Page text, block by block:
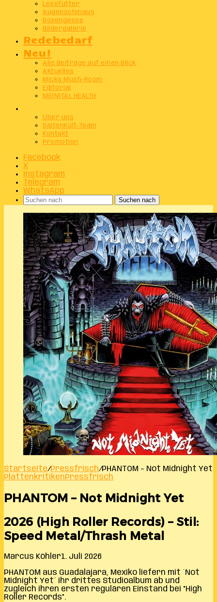
Lesefutter
Augenschmaus
Boxengasse
Bildergalerie
Redebedarf
Neu!
Alle Beiträge auf einen Blick
Aktuelles
Micks Mush-Room
Editorial
ME(N)TAL HEALTH
Über uns
SaitenKult-Team
Kontakt
Promotion
Facebook
X
Instagram
Telegram
WhatsApp
Suchen nach
Startseite/Pressfrisch/PHANTOM – Not Midnight Yet
PlattenkritikenPressfrisch
PHANTOM – Not Midnight Yet
2026 (High Roller Records) – Stil:
Speed Metal/Thrash Metal
Marcus Köhler1. Juli 2026
PHANTOM aus Guadalajara, Mexiko liefern mit ´Not
Midnight Yet´ ihr drittes Studioalbum ab und
zugleich ihren ersten regulären Einstand bei “High
Roller Records”.